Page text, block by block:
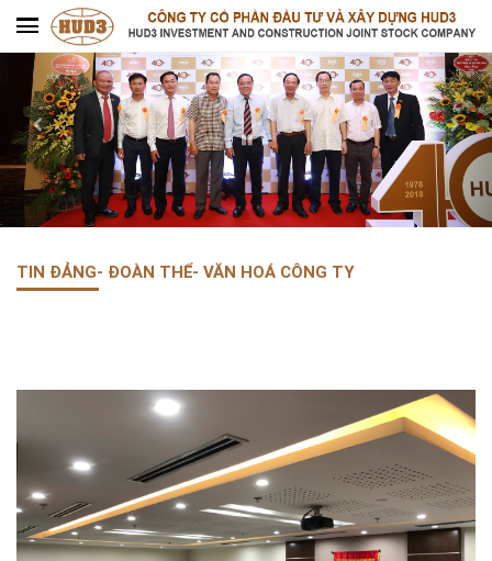
TIN ĐẢNG- ĐOÀN THỂ- VĂN HOÁ CÔNG TY